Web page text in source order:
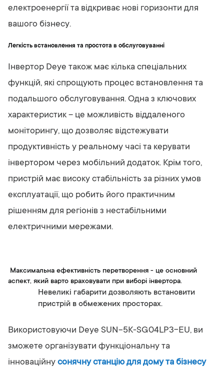
електроенергії та відкриває нові горизонти для
вашого бізнесу.
Легкість встановлення та простота в обслуговуванні
Інвертор Deye також має кілька спеціальних
функцій, які спрощують процес встановлення та
подальшого обслуговування. Одна з ключових
характеристик – це можливість віддаленого
моніторингу, що дозволяє відстежувати
продуктивність у реальному часі та керувати
інвертором через мобільний додаток. Крім того,
пристрій має високу стабільність за різних умов
експлуатації, що робить його практичним
рішенням для регіонів з нестабільними
електричними мережами.
Максимальна ефективність перетворення - це основний
аспект, який варто враховувати при виборі інвертора.
Невеликі габарити дозволяють встановити
пристрій в обмежених просторах.
Використовуючи Deye SUN-5K-SG04LP3-EU, ви
зможете організувати функціональну та
інноваційну сонячну станцію для дому та бізнесу